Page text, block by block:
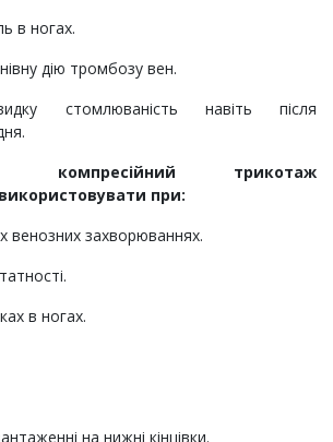
в ногах.
дію тромбозу вен.
стомлюваність навіть після
компресійний трикотаж
при:
венозних захворюваннях.
в ногах.
на нижні кінцівки.